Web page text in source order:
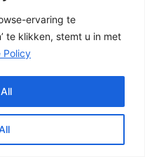
ervaring te
te klikken, stemt u in met
Policy
om meer dan alleen
u vooral een luxe
schutting met
goed passen.
beter dan alleen